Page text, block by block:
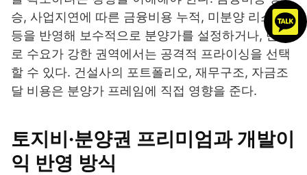
승, 사업지연에 따른 금융비용 누적, 미분양 리스크
등을 반영해 보수적으로 분양가를 설정하거나, 반대
로 수요가 강한 권역에서는 공격적 프라이싱을 선택
할 수 있다. 건설사의 포트폴리오, 재무구조, 자금조
달 비용은 분양가 프레임에 직접 영향을 준다.
토지비·분양권 프리미엄과 개발이
익 반영 방식